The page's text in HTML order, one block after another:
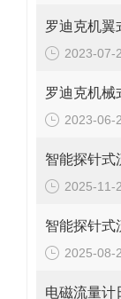
2023-07-
罗迪克机械
2023-06-
2025-11-
2025-08-
电磁流量计